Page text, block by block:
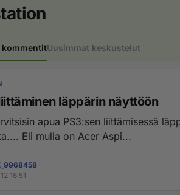
kommentitUusimmat keskustelut
läppärin näyttöön
apua PS3:sen liittämisessä
Eli mulla on Acer Aspi...
16:51